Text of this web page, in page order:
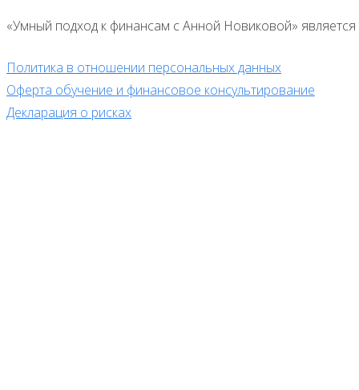
«Умный подход к финансам с Анной Новиковой»
Политика в отношении персональных данных
Оферта обучение и финансовое консультирование
Декларация о рисках